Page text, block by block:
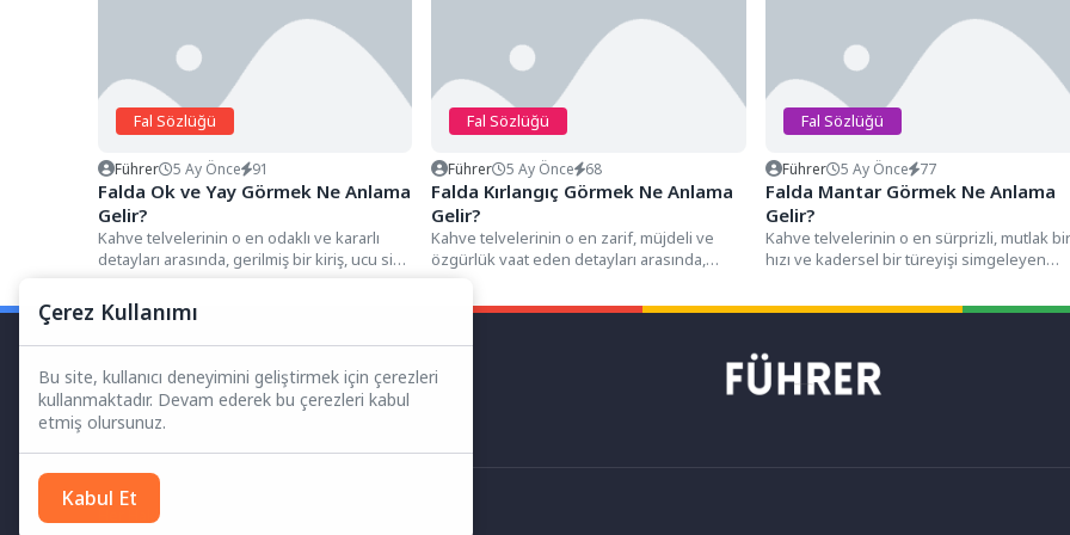
Fal Sözlüğü
Führer 5 Ay Önce 91
Falda Ok ve Yay Görmek Ne Anlama
Gelir?
Kahve telvelerinin o en odaklı ve kararlı
detayları arasında, gerilmiş bir kiriş, ucu sivri
Fal Sözlüğü
Führer 5 Ay Önce 68
Falda Kırlangıç Görmek Ne Anlama
Gelir?
Kahve telvelerinin o en zarif, müjdeli ve
özgürlük vaat eden detayları arasında,
Fal Sözlüğü
Führer 5 Ay Önce 77
Falda Mantar Görmek Ne Anlama
Gelir?
Kahve telvelerinin o en sürprizli, mutlak bir
hızı ve kadersel bir türeyişi simgeleyen
Her Hakkı Saklıdır.
Çerez Kullanımı
Bu site, kullanıcı deneyimini geliştirmek için çerezleri
kullanmaktadır. Devam ederek bu çerezleri kabul
etmiş olursunuz.
Kabul Et